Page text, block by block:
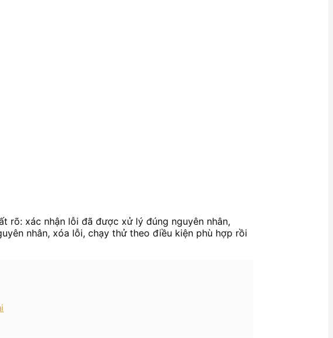
rõ: xác nhận lỗi đã được xử lý đúng nguyên nhân,
nhân, xóa lỗi, chạy thử theo điều kiện phù hợp rồi